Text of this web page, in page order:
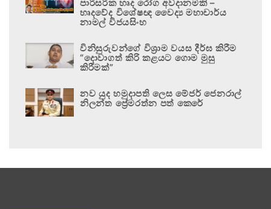
පාරිසරික හෘද රෝග අවදානමකි –
හෘදවේද විශේෂඥ වෛද්‍ය මහාචාර්ය
නාමල් විජයසිංහ
විනිසුරුවන්ගේ විශ්‍රාම වයස දීර්ඝ කිරීම
“දොවාගත් කිරි කළයට ගොම මුසු
කිරීමක්”
නව යුද හමුදාපති ලෙස මේජර් ජෙනරාල්
නිලන්ත ප්‍රේමරත්න පත් කෙරේ